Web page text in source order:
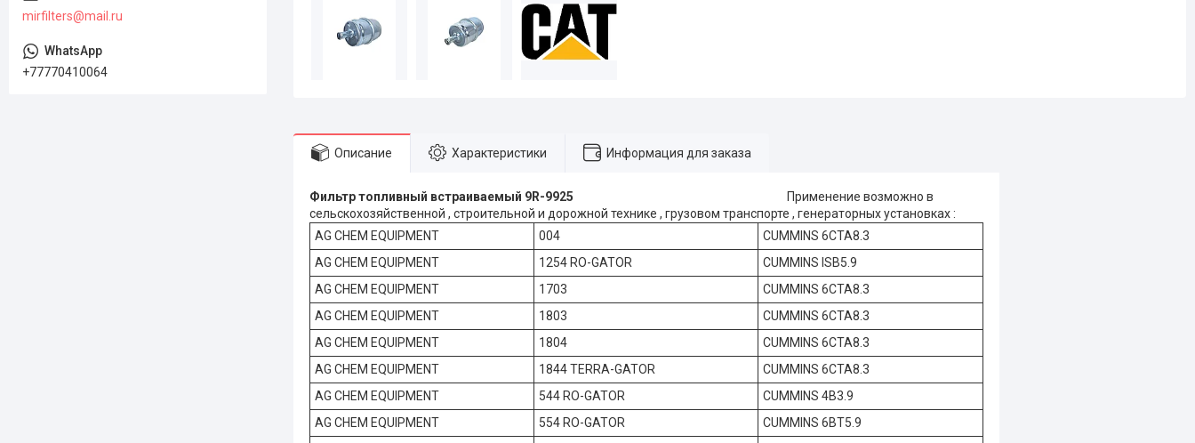
Описание Характеристики Информация для заказа
Фильтр топливный встраиваемый 9R-9925
Применение возможно в
сельскохозяйственной , строительной и дорожной технике , грузовом транспорте , генераторных установках :
AG CHEM EQUIPMENT
004
CUMMINS 6CTA8.3
AG CHEM EQUIPMENT
1254 RO-GATOR
CUMMINS ISB5.9
AG CHEM EQUIPMENT
1703
CUMMINS 6CTA8.3
AG CHEM EQUIPMENT
1803
CUMMINS 6CTA8.3
AG CHEM EQUIPMENT
1804
CUMMINS 6CTA8.3
AG CHEM EQUIPMENT
1844 TERRA-GATOR
CUMMINS 6CTA8.3
AG CHEM EQUIPMENT
544 RO-GATOR
CUMMINS 4B3.9
AG CHEM EQUIPMENT
554 RO-GATOR
CUMMINS 6BT5.9
mirfilters@mail.ru
+77770410064